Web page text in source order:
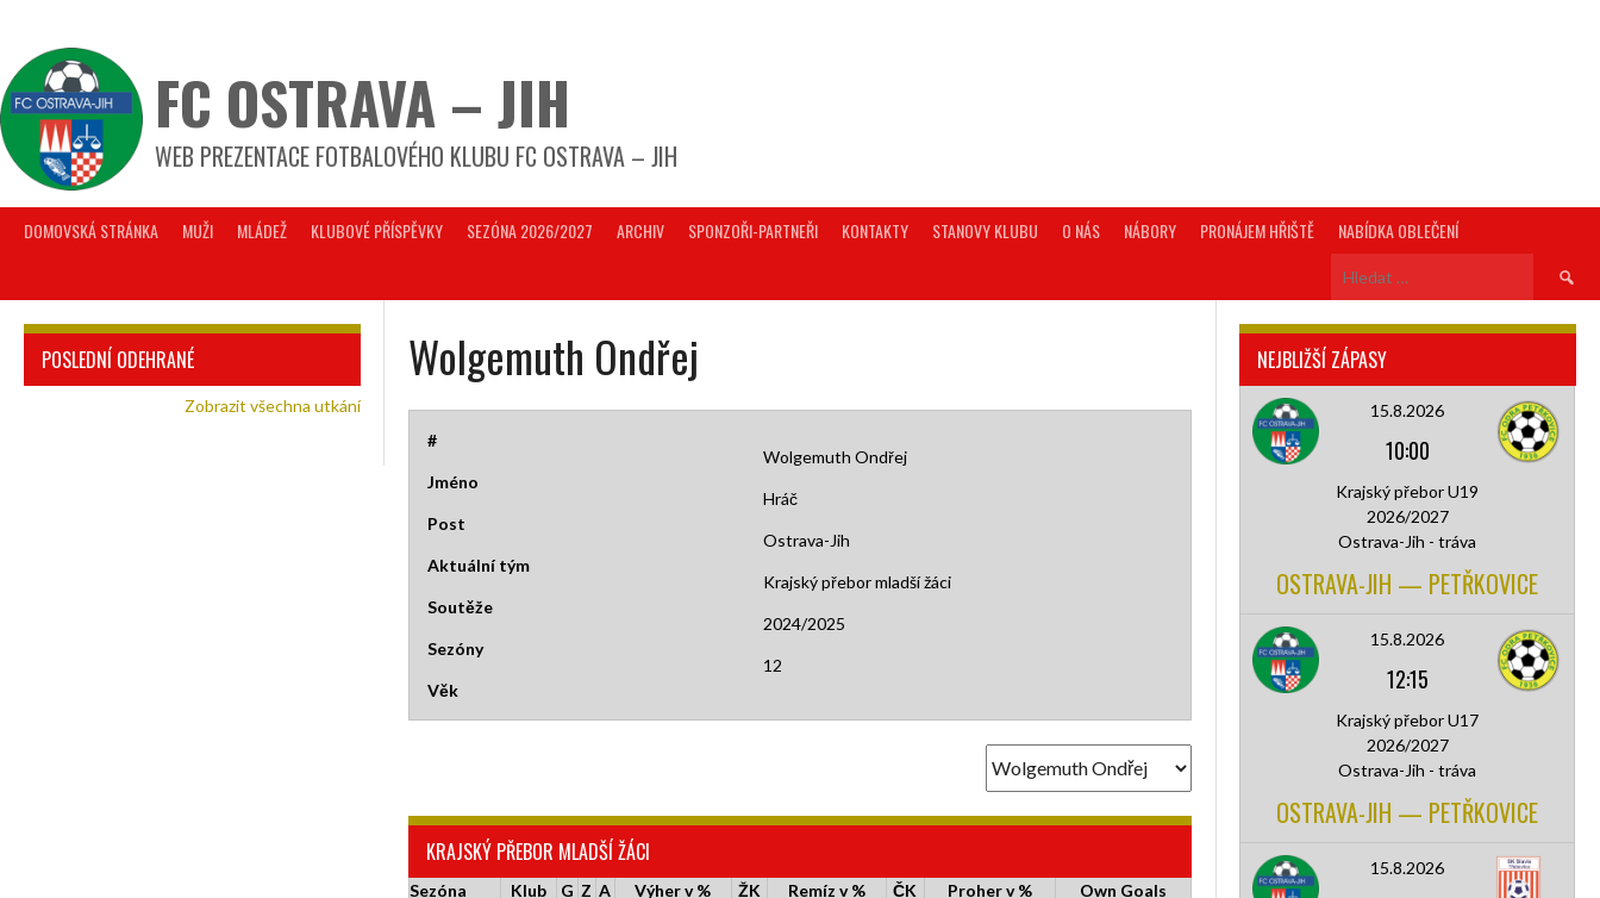
FC OSTRAVA – JIH
WEB PREZENTACE FOTBALOVÉHO KLUBU FC OSTRAVA – JIH
DOMOVSKÁ STRÁNKA MUŽI MLÁDEŽ KLUBOVÉ PŘÍSPĚVKY SEZÓNA 2026/2027 ARCHIV SPONZOŘI-PARTNEŘI KONTAKTY STANOVY KLUBU O NÁS NÁBORY PRONÁJEM HŘIŠTĚ NABÍDKA OBLEČENÍ
Wolgemuth Ondřej
#
Jméno
Wolgemuth Ondřej
Post
Hráč
Aktuální tým
Ostrava-Jih
Soutěže
Krajský přebor mladší žáci
Sezóny
2024/2025
Věk
12
KRAJSKÝ PŘEBOR MLADŠÍ ŽÁCI
Sezóna Klub G Z A Výher v % ŽK Remíz v % ČK Proher v %
Own Goals
POSLEDNÍ ODEHRANÉ
Zobrazit všechna utkání
NEJBLIŽŠÍ ZÁPASY
15.8.2026
10:00
Krajský přebor U19
2026/2027
Ostrava-Jih - tráva
OSTRAVA-JIH — PETŘKOVICE
15.8.2026
12:15
Krajský přebor U17
2026/2027
Ostrava-Jih - tráva
OSTRAVA-JIH — PETŘKOVICE
15.8.2026